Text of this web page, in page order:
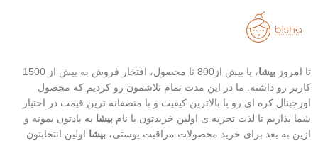
تغذیه و نرم کننده عمقی پوست
(شی باتر)
سبز)
کنترل آکنه و تسکین قرمزی جوش
(درخت چای)
تا امروز بیشا
، با بیش از800 تا محصول، افتخار فروش به بیش از 1500
کاربر رو داشته. ما در این مدت تمام تلاشمون رو کردیم که محصول
اورجینال کره ای رو با بالاترین کیفیت و با منصفانه ترین قیمت در اختیار
شما بذاریم تا لذت تجربه ی اولین خریدتون با نام بیشا به یادتون بمونه و
ازین به بعد برای خرید محصولات مراقبت پوستی، بیشا اولین انتخابتون